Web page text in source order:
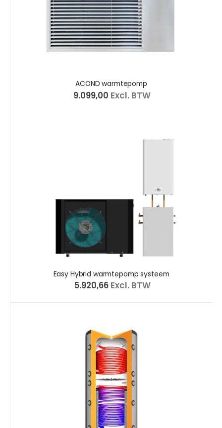
ACOND warmtepomp
€ 9.099,00 Excl. BTW
Easy Hybrid warmtepomp systeem
€ 5.920,66 Excl. BTW